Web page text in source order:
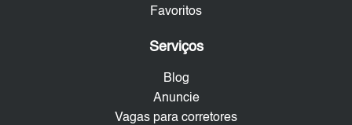
Favoritos
Serviços
Blog
Anuncie
Vagas para corretores